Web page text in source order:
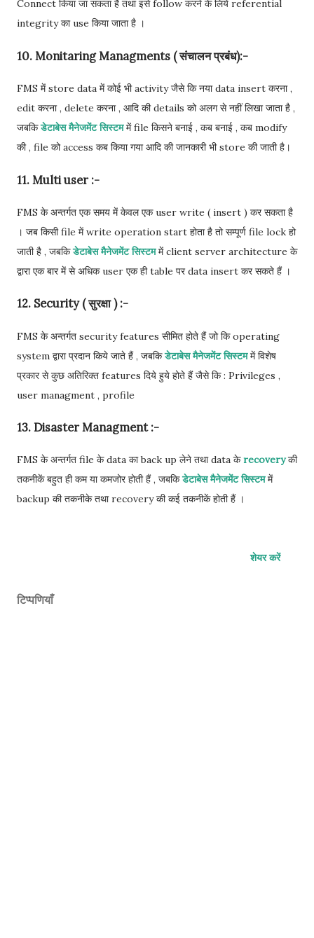
Connect किया जा सकता है तथा इसे follow करने के लिये referential
integrity का use किया जाता है ।
10. Monitaring Managments ( संचालन प्रबंध):-
FMS में store data में कोई भी activity जैसे कि नया data insert करना ,
edit करना , delete करना , आदि की details को अलग से नहीं लिखा जाता है ,
जबकिडेटाबेस मैनेजमेंट सिस्टममें file किसने बनाई , कब बनाई , कब modify
की , file को access कब किया गया आदि की जानकारी भी store की जाती है।
11. Multi user :-
FMS के अन्तर्गत एक समय में केवल एक user write ( insert ) कर सकता है
। जब किसी file में write operation start होता है तो सम्पूर्ण file lock हो
जाती है , जबकिडेटाबेस मैनेजमेंट सिस्टममें client server architecture के
द्वारा एक बार में से अधिक user एक ही table पर data insert कर सकते हैं ।
12. Security ( सुरक्षा ) :-
FMS के अन्तर्गत security features सीमित होते हैं जो कि operating
system द्वारा प्रदान किये जाते हैं , जबकिडेटाबेस मैनेजमेंट सिस्टम में विशेष
प्रकार से कुछ अतिरिक्त features दिये हुये होते हैं जैसे कि : Privileges ,
user managment , profile
13. Disaster Managment :-
FMS के अन्तर्गत file के data का back up लेने तथा data केrecoveryकी
तकनीकें बहुत ही कम या कमजोर होती हैं , जबकिडेटाबेस मैनेजमेंट सिस्टममें
backup की तकनीके तथा recovery की कई तकनीकें होती हैं ।
शेयर करें
टिप्पणियाँ